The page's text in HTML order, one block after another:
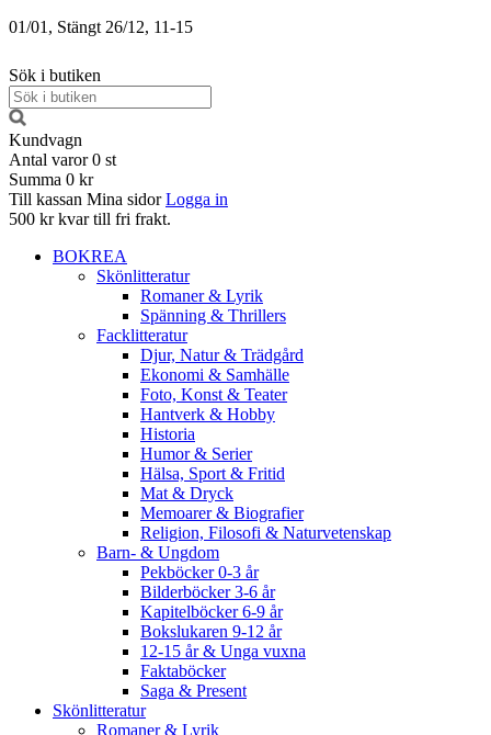
01/01, Stängt 26/12, 11-15
Sök i butiken
Kundvagn
Antal varor 0 st
Summa 0 kr
Till kassan Mina sidor Logga in
500 kr kvar till fri frakt.
BOKREA
Skönlitteratur
Romaner & Lyrik
Spänning & Thrillers
Facklitteratur
Djur, Natur & Trädgård
Ekonomi & Samhälle
Foto, Konst & Teater
Hantverk & Hobby
Historia
Humor & Serier
Hälsa, Sport & Fritid
Mat & Dryck
Memoarer & Biografier
Religion, Filosofi & Naturvetenskap
Barn- & Ungdom
Pekböcker 0-3 år
Bilderböcker 3-6 år
Kapitelböcker 6-9 år
Bokslukaren 9-12 år
12-15 år & Unga vuxna
Faktaböcker
Saga & Present
Skönlitteratur
Romaner & Lyrik